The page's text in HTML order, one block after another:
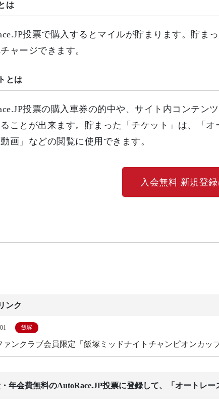
は
投票で購入するとマイルが貯まります。貯ま
ャージできます。
とは
投票の購入車券の的中や、サイト内コンテン
ことが出来ます。貯まった「チケット」は、「
画」などの閲覧に使用できます。
入会無料 新規登
ンク
飯塚
ァンクラブ会員限定「飯塚ミッドナイトチャンピオンカッ
年会費無料のAutoRace.JP投票に登録して、「オートレー